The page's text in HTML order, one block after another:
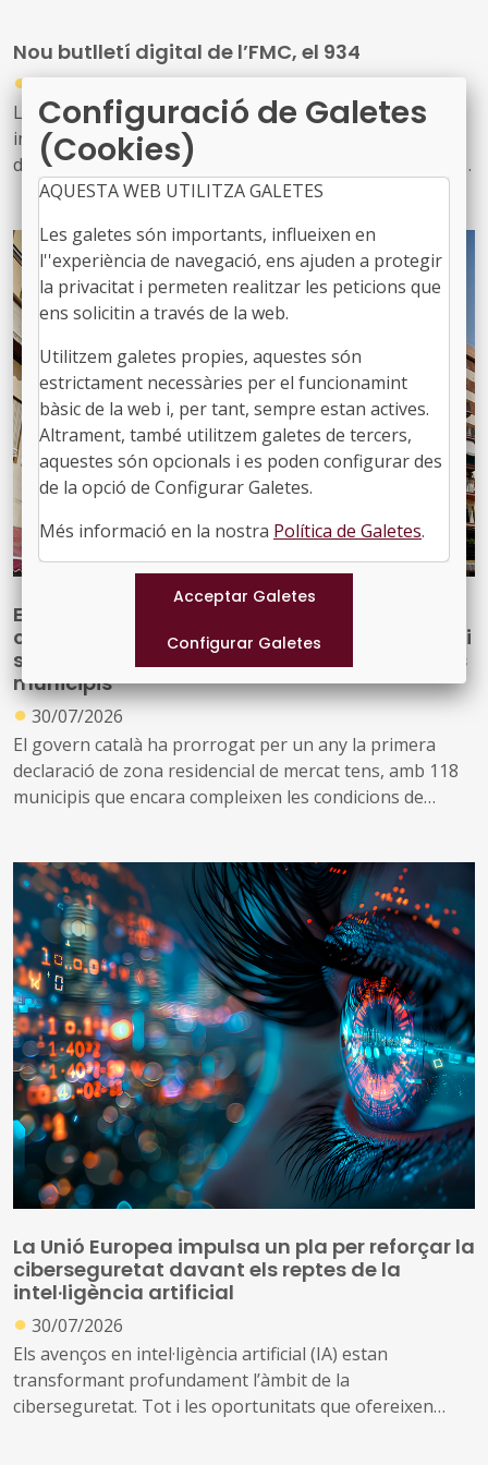
locals
Nou butlletí digital de l’FMC, el 934
● 31/07/2026
Les notícies sobre l'activitat de l'FMC, les recents
informacions d'interès per als governs locals, les
disposicions jurídiques noves i diversos actes d'agenda
us arriben amb aquest exemplar, el 934. També inclou
Es prorroga la declaració de 140 municipis
com a zona de mercat residencial tensionat i
s’impulsa una nova declaració per a 53 nous
municipis
● 30/07/2026
El govern català ha prorrogat per un any la primera
declaració de zona residencial de mercat tens, amb 118
municipis que encara compleixen les condicions de
A més, impulsa una nova declaració que inclou altres 53
municipis que no es consideraven de mercat tens, però
que s’ha identificat que ara compleixen les condicions
per aplicar el topall de preus
La Unió Europea impulsa un pla per reforçar la
ciberseguretat davant els reptes de la
intel·ligència artificial
● 30/07/2026
Els avenços en intel·ligència artificial (IA) estan
transformant profundament l’àmbit de la
ciberseguretat. Tot i les oportunitats que ofereixen
Configuració de Galetes
(Cookies)
AQUESTA WEB UTILITZA GALETES
Les galetes són importants, influeixen en
l''experiència de navegació, ens ajuden a protegir
la privacitat i permeten realitzar les peticions que
ens solicitin a través de la web.
Utilitzem galetes propies, aquestes són
estrictament necessàries per el funcionamint
bàsic de la web i, per tant, sempre estan actives.
Altrament, també utilitzem galetes de tercers,
aquestes són opcionals i es poden configurar des
de la opció de Configurar Galetes.
Més informació en la nostra Política de Galetes.